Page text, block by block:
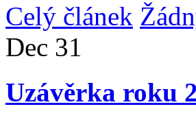
Celý článek
Dec 31
Uzávěrka roku